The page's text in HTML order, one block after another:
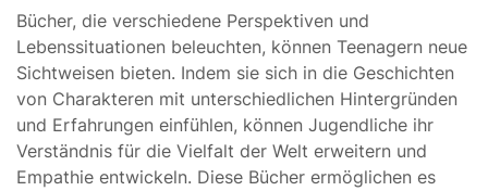
Bücher, die verschiedene Perspektiven und
Lebenssituationen beleuchten, können Teenagern neue
Sichtweisen bieten. Indem sie sich in die Geschichten
von Charakteren mit unterschiedlichen Hintergründen
und Erfahrungen einfühlen, können Jugendliche ihr
Verständnis für die Vielfalt der Welt erweitern und
Empathie entwickeln. Diese Bücher ermöglichen es